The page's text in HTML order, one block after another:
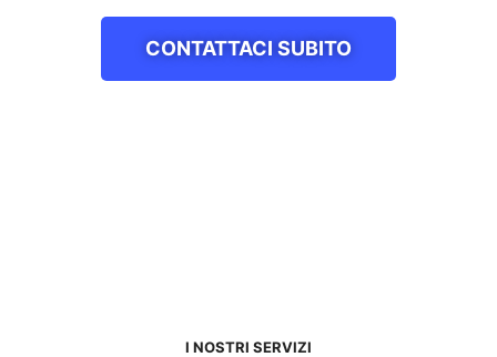
CONTATTACI SUBITO
I NOSTRI SERVIZI